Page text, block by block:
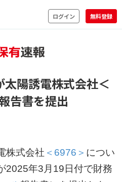
ログイン 無料登録
太陽誘電株式会社＜
告書を提出
株式会社 ＜6976＞ につい
2025年3月19日付で財務